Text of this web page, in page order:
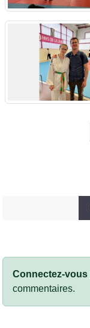
Connectez-vous
commentaires.